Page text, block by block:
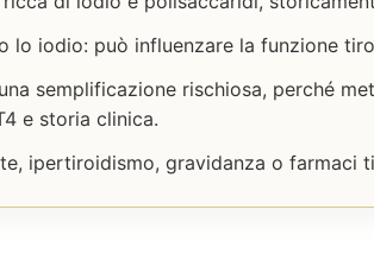
lo iodio: può influenzare la funzione
semplificazione rischiosa, perché
e storia clinica.
ipertiroidismo, gravidanza o farmaci